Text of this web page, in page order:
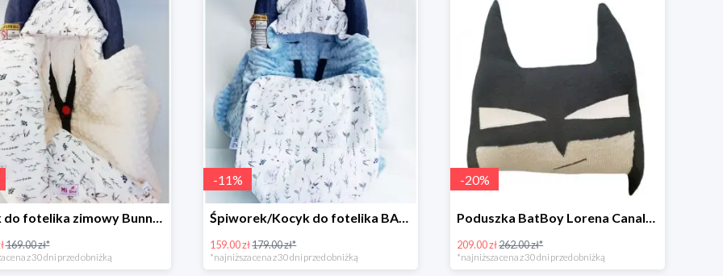
Kocyk do fotelika zimowy Bunnies Mi Bebe -23%
169.00 zł*
cena z 30 dni przed obniżką
-11%
Śpiworek/Kocyk do fotelika BAMBUSOWY Bunnies -11%
159.00 zł179.00 zł*
*najniższa cena z 30 dni przed obniżką
-20%
Poduszka BatBoy Lorena Canals -20%
209.00 zł262.00 zł*
*najniższa cena z 30 dni przed obniżką